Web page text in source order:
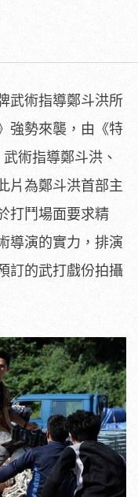
武術指導鄭斗洪所
強勢來襲，由《特
術指導鄭斗洪、
片為鄭斗洪首部主
打鬥場面要求精
導演的實力，排演
訂的武打戲份拍攝